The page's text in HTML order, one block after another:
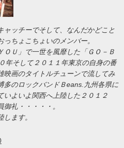
ャッチーでそして、なんだかどこと
ちょこちょいのメンバー。
ＯＵ」で一世を風靡した「ＧＯ－Ｂ
年そして２０１１年東京の自身の番
映画のタイトルチューンで流してみ
多のロックバンドＢeans.九州各県に
いよいよ関西へ上陸した２０１２
礼・・・・・。
ます。